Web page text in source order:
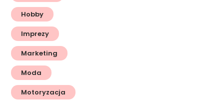
Hobby
Imprezy
Marketing
Moda
Motoryzacja